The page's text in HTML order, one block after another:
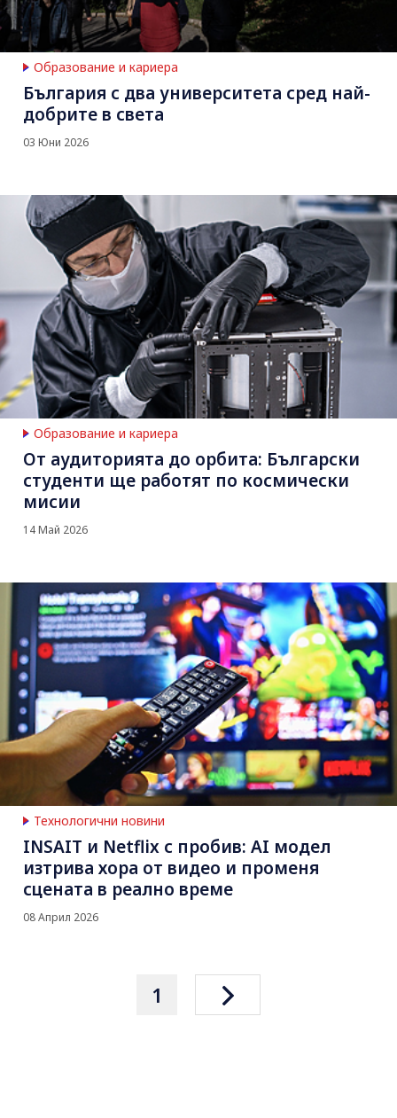
Образование и кариера
България с два университета сред най-
добрите в света
03 Юни 2026
Образование и кариера
От аудиторията до орбита: Български
студенти ще работят по космически
мисии
14 Май 2026
Технологични новини
INSAIT и Netflix с пробив: AI модел
изтрива хора от видео и променя
сцената в реално време
08 Април 2026
1